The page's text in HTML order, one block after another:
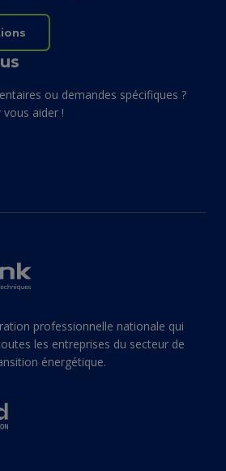
ou demandes spécifiques ?
aider !
professionnelle nationale qui
les entreprises du secteur de
énergétique.